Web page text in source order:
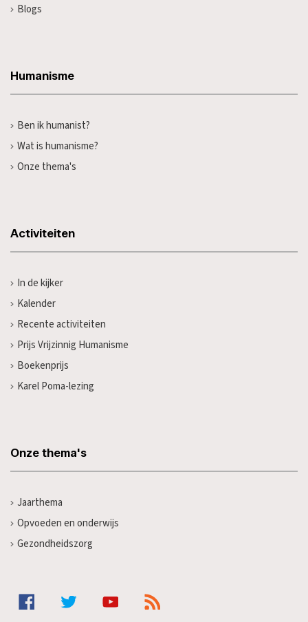
Blogs
Humanisme
Ben ik humanist?
Wat is humanisme?
Onze thema's
Activiteiten
In de kijker
Kalender
Recente activiteiten
Prijs Vrijzinnig Humanisme
Boekenprijs
Karel Poma-lezing
Onze thema's
Jaarthema
Opvoeden en onderwijs
Gezondheidszorg